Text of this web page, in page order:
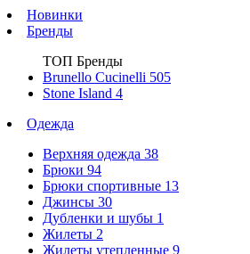
Новинки
Бренды
ТОП Бренды
Brunello Cucinelli 505
Stone Island 4
Одежда
Верхняя одежда 38
Брюки 94
Брюки спортивные 13
Джинсы 30
Дубленки и шубы 1
Жилеты 2
Жилеты утепленные 9